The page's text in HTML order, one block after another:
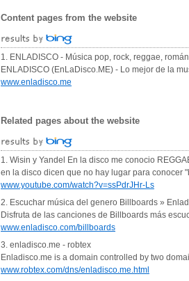
Content pages from the website
1. ENLADISCO - Música pop, rock, reggae,
ENLADISCO (EnLaDisco.ME) - Lo mejor de la
www.enladisco.me
Related pages about the website
1. Wisin y Yandel En la disco me conocio
en la disco dicen que no hay lugar para conocer
www.youtube.com/watch?v=ssPdrJHr-Ls
2. Escuchar música del genero Billboards »
Disfruta de las canciones de Billboards más
www.enladisco.com/billboards
3. enladisco.me - robtex
Enladisco.me is a domain controlled by two
www.robtex.com/dns/enladisco.me.html